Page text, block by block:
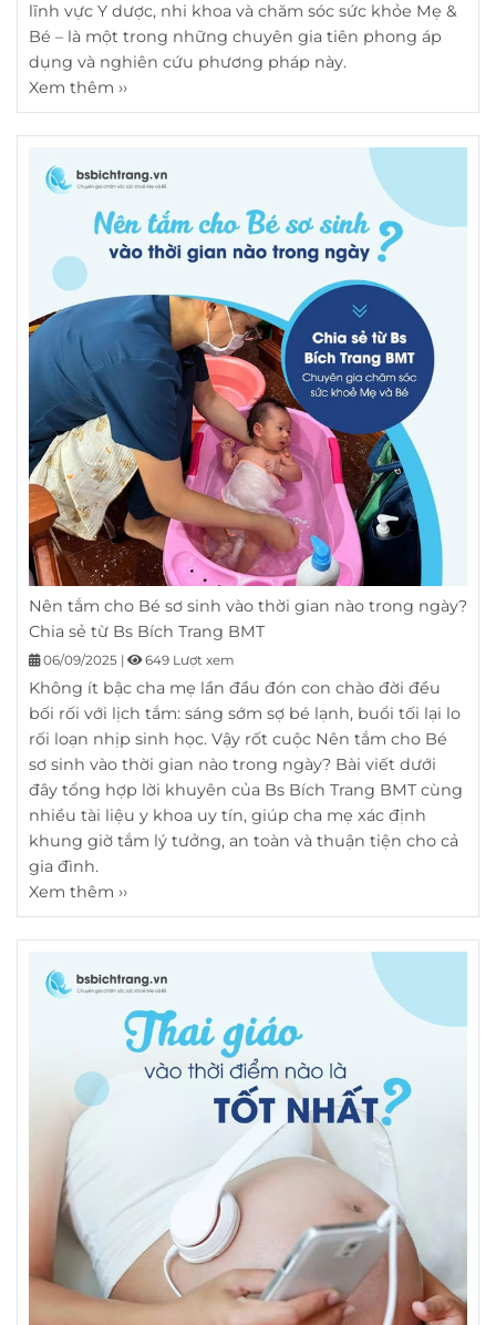
lĩnh vực Y dược, nhi khoa và chăm sóc sức khỏe Mẹ &
Bé – là một trong những chuyên gia tiên phong áp
dụng và nghiên cứu phương pháp này.
Xem thêm ››
Nên tắm cho Bé sơ sinh vào thời gian nào trong ngày?
Chia sẻ từ Bs Bích Trang BMT
06/09/2025 | 649 Lượt xem
Không ít bậc cha mẹ lần đầu đón con chào đời đều
bối rối với lịch tắm: sáng sớm sợ bé lạnh, buổi tối lại lo
rối loạn nhịp sinh học. Vậy rốt cuộc Nên tắm cho Bé
sơ sinh vào thời gian nào trong ngày? Bài viết dưới
đây tổng hợp lời khuyên của Bs Bích Trang BMT cùng
nhiều tài liệu y khoa uy tín, giúp cha mẹ xác định
khung giờ tắm lý tưởng, an toàn và thuận tiện cho cả
gia đình.
Xem thêm ››